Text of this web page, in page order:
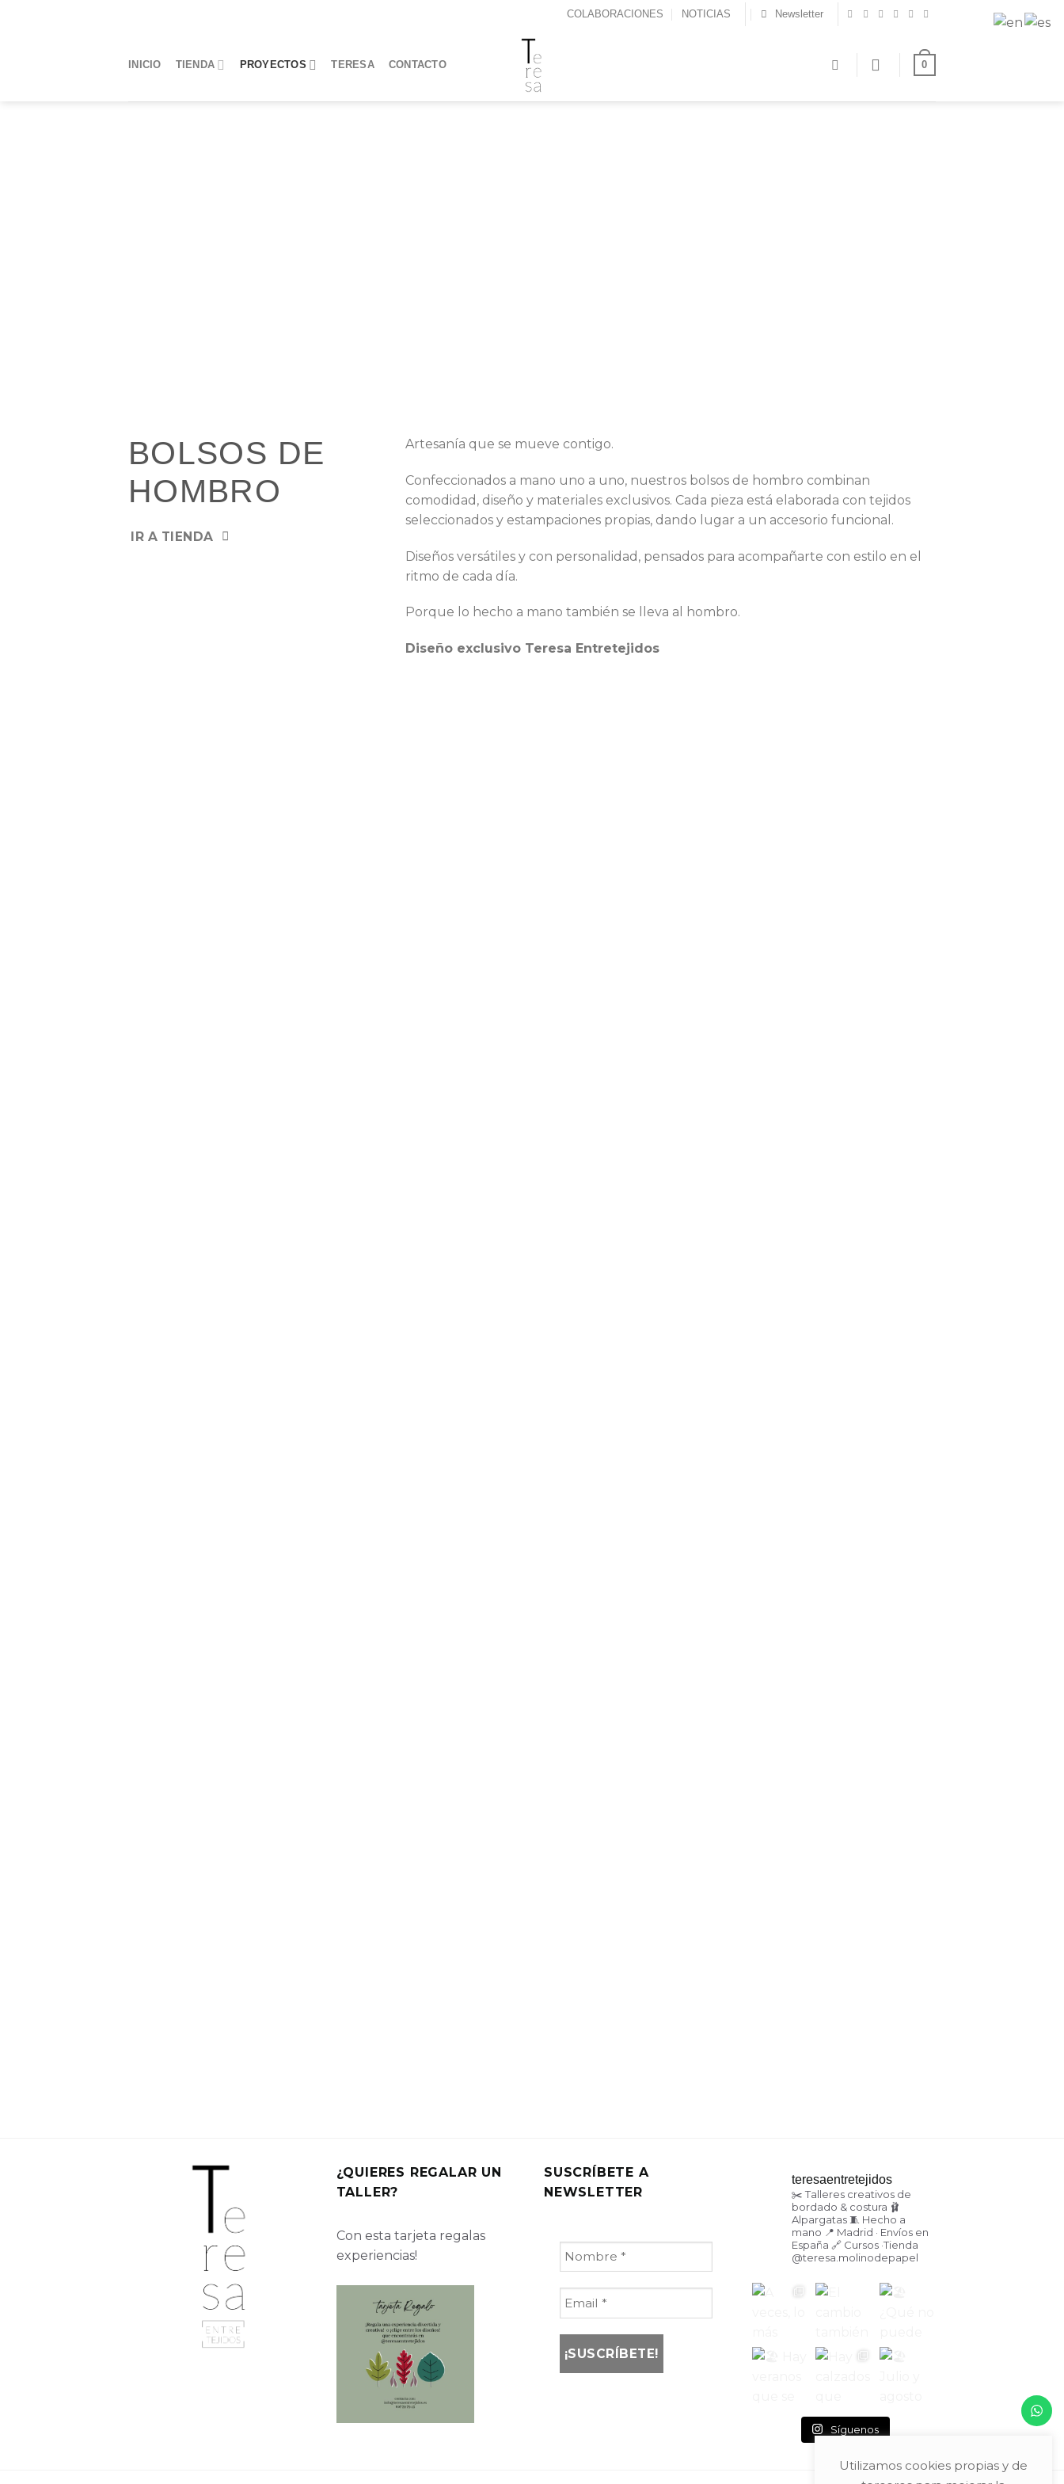
COLABORACIONES NOTICIAS Newsletter
INICIO TIENDA PROYECTOS TERESA CONTACTO 0
BOLSOS DE
HOMBRO
IR A TIENDA
Artesanía que se mueve contigo.
Confeccionados a mano uno a uno, nuestros bolsos de hombro combinan
comodidad, diseño y materiales exclusivos. Cada pieza está elaborada con tejidos
seleccionados y estampaciones propias, dando lugar a un accesorio funcional.
Diseños versátiles y con personalidad, pensados para acompañarte con estilo en el
ritmo de cada día.
Porque lo hecho a mano también se lleva al hombro.
Diseño exclusivo Teresa Entretejidos
¿QUIERES REGALAR UN
TALLER?
Con esta tarjeta regalas
experiencias!
SUSCRÍBETE A
NEWSLETTER
teresaentretejidos
✂️ Talleres creativos de
bordado & costura 🩰
Alpargatas🧵 Hecho a
mano 📍 Madrid · Envíos en
España 🔗 Cursos ·Tienda
@teresa.molinodepapel
Síguenos
Utilizamos cookies propias y de